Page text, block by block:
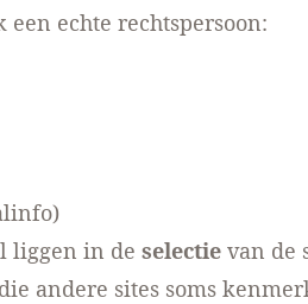
echte rechtspersoon:
liggen in de selectie van de
andere sites soms